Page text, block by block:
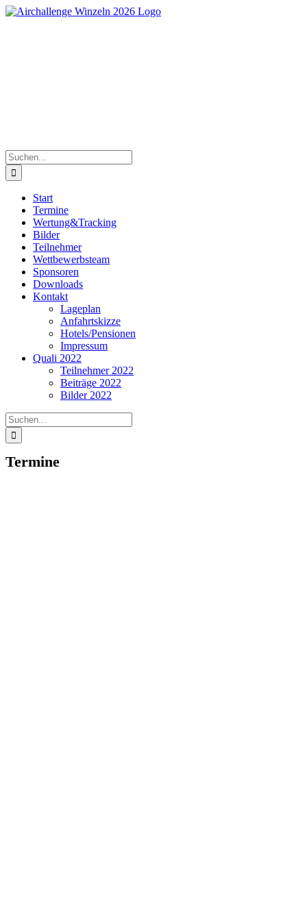
Zum
Suche
nach:
Start
Termine
Wertung&Tracking
Bilder
Teilnehmer
Wettbewerbsteam
Sponsoren
Downloads
Kontakt
Lageplan
Anfahrtskizze
Hotels/Pensionen
Impressum
Quali 2022
Teilnehmer 2022
Beiträge 2022
Bilder 2022
Suche
nach:
Termine